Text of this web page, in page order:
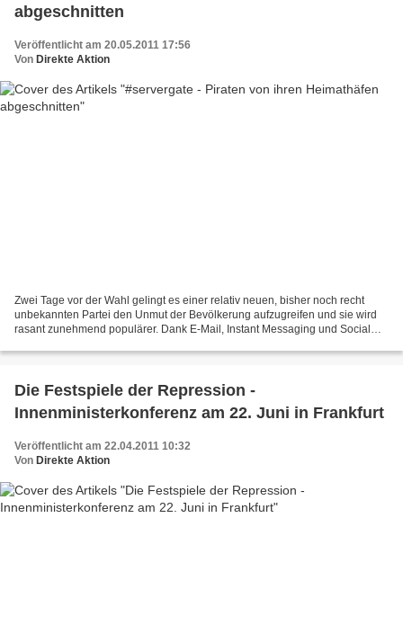
abgeschnitten
Veröffentlicht am 20.05.2011 17:56
Von Direkte Aktion
Zwei Tage vor der Wahl gelingt es einer relativ neuen, bisher noch recht
unbekannten Partei den Unmut der Bevölkerung aufzugreifen und sie wird
rasant zunehmend populärer. Dank E-Mail, Instant Messaging und Social
Die Festspiele der Repression -
Innenministerkonferenz am 22. Juni in Frankfurt
Veröffentlicht am 22.04.2011 10:32
Von Direkte Aktion